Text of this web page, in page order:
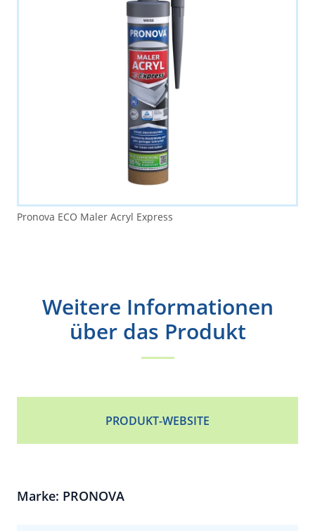
Pronova ECO Maler Acryl Express
Weitere Informationen
über das Produkt
PRODUKT-WEBSITE
Marke: PRONOVA